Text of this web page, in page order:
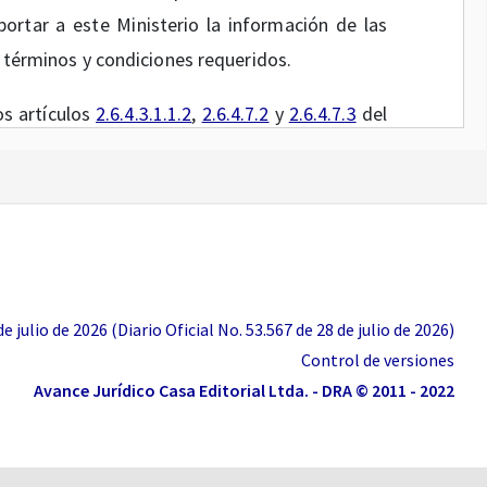
a este Ministerio la información de las
y condiciones requeridos.
artículos 2.6.4.3.1.1.2, 2.6.4.7.2 y 2.6.4.7.3 del
formularios y soluciones informáticas que
administración y operación integral del
julio de 2026 (Diario Oficial No. 53.567 de 28 de julio de 2026)
Control de versiones
Avance Jurídico Casa Editorial Ltda. - DRA © 2011 - 2022